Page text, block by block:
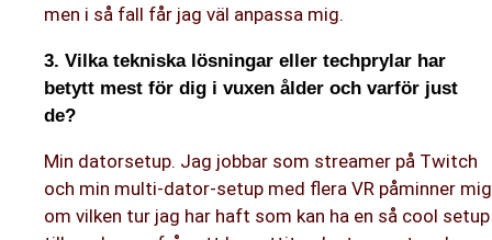
men i så fall får jag väl anpassa mig.
3. Vilka tekniska lösningar eller techprylar har
betytt mest för dig i vuxen ålder och varför just
de?
Min datorsetup. Jag jobbar som streamer på Twitch
och min multi-dator-setup med flera VR påminner mig
om vilken tur jag har haft som kan ha en så cool setup